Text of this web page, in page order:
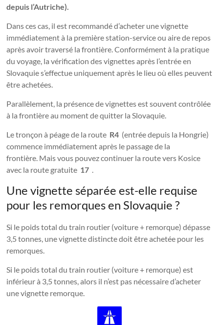
depuis l’Autriche).
Dans ces cas, il est recommandé d’acheter une vignette
immédiatement à la première station-service ou aire de repos
après avoir traversé la frontière. Conformément à la pratique
du voyage, la vérification des vignettes après l’entrée en
Slovaquie s’effectue uniquement après le lieu où elles peuvent
être achetées.
Parallèlement, la présence de vignettes est souvent contrôlée
à la frontière au moment de quitter la Slovaquie.
Le tronçon à péage de la route R4 (entrée depuis la Hongrie)
commence immédiatement après le passage de la
frontière. Mais vous pouvez continuer la route vers Kosice
avec la route gratuite 17
Une vignette séparée est-elle requise
pour les remorques en Slovaquie ?
Si le poids total du train routier (voiture + remorque) dépasse
3,5 tonnes, une vignette distincte doit être achetée pour les
remorques.
Si le poids total du train routier (voiture + remorque) est
inférieur à 3,5 tonnes, alors il n’est pas nécessaire d’acheter
une vignette remorque.